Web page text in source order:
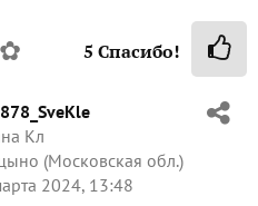
✿ 5 Спасибо!
Кл
(Московская обл.)
2024, 13:48